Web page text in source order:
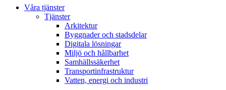
Våra tjänster
Tjänster
Arkitektur
Byggnader och stadsdelar
Digitala lösningar
Miljö och hållbarhet
Samhällssäkerhet
Transportinfrastruktur
Vatten, energi och industri